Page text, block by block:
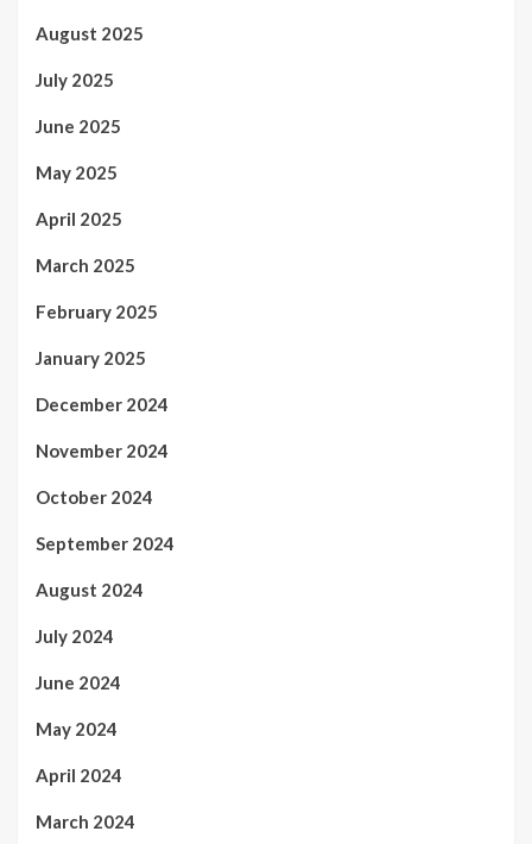
August 2025
July 2025
June 2025
May 2025
April 2025
March 2025
February 2025
January 2025
December 2024
November 2024
October 2024
September 2024
August 2024
July 2024
June 2024
May 2024
April 2024
March 2024